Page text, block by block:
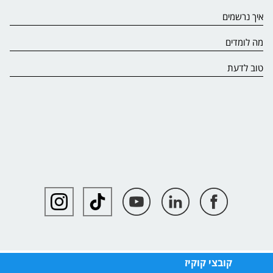
קובצי קוקיז
איך נרשמים
מה לומדים
טוב לדעת